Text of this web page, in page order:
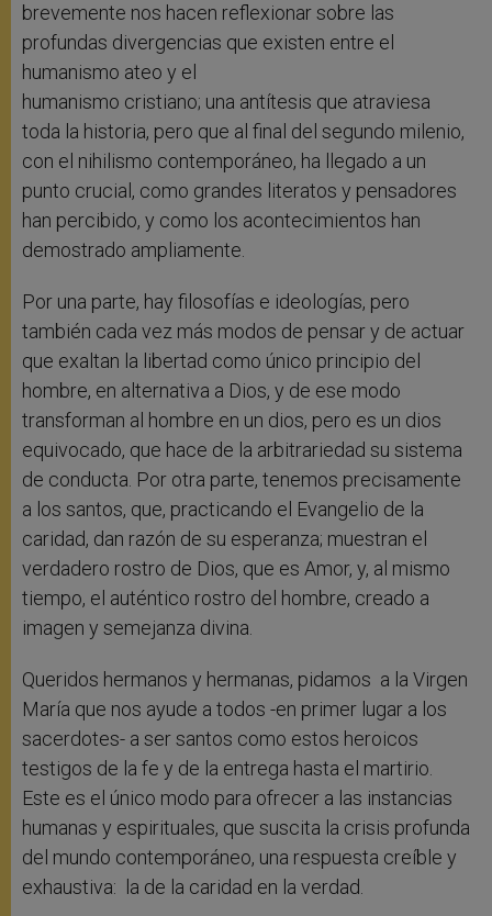
brevemente nos hacen reflexionar sobre las
profundas divergencias que existen entre el
humanismo ateo y el
humanismo cristiano; una antítesis que atraviesa
toda la historia, pero que al final del segundo milenio,
con el nihilismo contemporáneo, ha llegado a un
punto crucial, como grandes literatos y pensadores
han percibido, y como los acontecimientos han
demostrado ampliamente.
Por una parte, hay filosofías e ideologías, pero
también cada vez más modos de pensar y de actuar
que exaltan la libertad como único principio del
hombre, en alternativa a Dios, y de ese modo
transforman al hombre en un dios, pero es un dios
equivocado, que hace de la arbitrariedad su sistema
de conducta. Por otra parte, tenemos precisamente
a los santos, que, practicando el Evangelio de la
caridad, dan razón de su esperanza; muestran el
verdadero rostro de Dios, que es Amor, y, al mismo
tiempo, el auténtico rostro del hombre, creado a
imagen y semejanza divina.
Queridos hermanos y hermanas, pidamos a la Virgen
María que nos ayude a todos -en primer lugar a los
sacerdotes- a ser santos como estos heroicos
testigos de la fe y de la entrega hasta el martirio.
Este es el único modo para ofrecer a las instancias
humanas y espirituales, que suscita la crisis profunda
del mundo contemporáneo, una respuesta creíble y
exhaustiva: la de la caridad en la verdad.